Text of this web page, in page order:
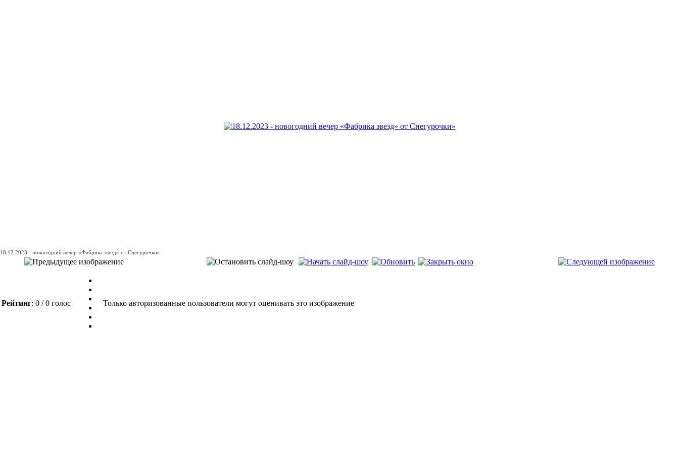
18.12.2023 - новогодний вечер «Фабрика звезд» от Снегурочки»
Рейтинг: 0 / 0 голос Только авторизованные пользователи могут оценивать это изображение